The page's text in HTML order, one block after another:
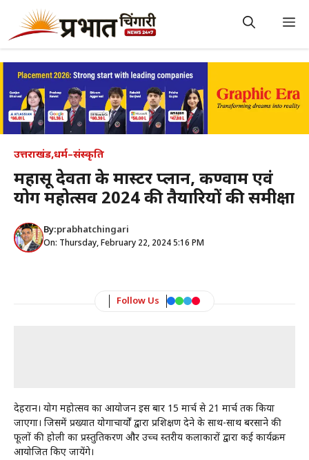
content
उत्तराखंड,धर्म–संस्कृति
महासू देवता के मास्टर प्लान, कण्वाश्रम एवं
योग महोत्सव 2024 की तैयारियों की समीक्षा
By:prabhatchingari
On: Thursday, February 22, 2024 5:16 PM
Follow Us
देहरादून। योग महोत्सव का आयोजन इस बार 15 मार्च से 21 मार्च तक किया
जाएगा। जिसमें प्रख्यात योगाचार्यों द्वारा प्रशिक्षण देने के साथ-साथ बरसाने की
फूलों की होली का प्रस्तुतिकरण और उच्च स्तरीय कलाकारों द्वारा कई कार्यक्रम
आयोजित किए जायेंगे।